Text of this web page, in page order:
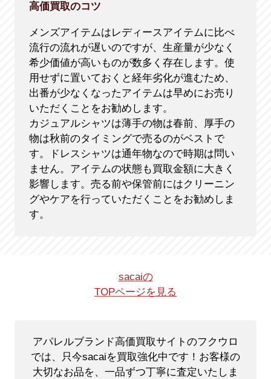
高価買取のコツ
メンズアイテムはレディースアイテムに比べ
流行の流れが遅いのですが、生産量が少なく
希少価値が高いものが数多く存在します。使
用せずに置いておくと経年劣化が進むため、
出番が少なくなったアイテムは早めにお売り
いただくことをお勧めします。
カジュアルシャツは薄手の物は春前、厚手の
物は秋前のタイミングで売るのがベストで
す。ドレスシャツは通年物なので時期は問い
ません。アイテムの状態も買取金額に大きく
影響します。売る前や保管前にはクリーニン
グやケアを行っていただくことをお勧めしま
す。
sacaiの
TOPページを見る
アパレルブランド高価買取サイトのフクウロ
では、只今sacaiを買取強化中です！ お客様の
大切なお品を、一品ずつ丁寧に査定いたしま